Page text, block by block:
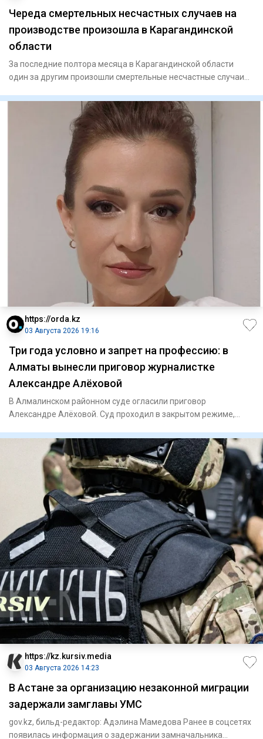
Череда смертельных несчастных случаев на
производстве произошла в Карагандинской
области
За последние полтора месяца в Карагандинской области
один за другим произошли смертельные несчастные случаи
https://orda.kz
03 Августа 2026 19:16
Три года условно и запрет на профессию: в
Алматы вынесли приговор журналистке
Александре Алёховой
В Алмалинском районном суде огласили приговор
Александре Алёховой. Суд проходил в закрытом режиме,
https://kz.kursiv.media
03 Августа 2026 14:23
В Астане за организацию незаконной миграции
задержали замглавы УМС
gov.kz, бильд-редактор: Адэлина Мамедова Ранее в соцсетях
появилась информация о задержании замначальника